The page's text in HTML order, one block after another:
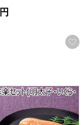
する
夏の贈りもの・
味楽セット(明太